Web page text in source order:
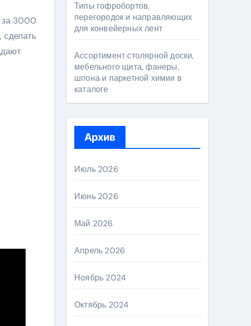
сделать
Типы гофробортов,
перегородок и направляющих
для конвейерных лент
Ассортимент столярной доски,
мебельного щита, фанеры,
шпона и паркетной химии в
каталоге
Архив
Июль 2026
Июнь 2026
Май 2026
Апрель 2026
Ноябрь 2024
Октябрь 2024